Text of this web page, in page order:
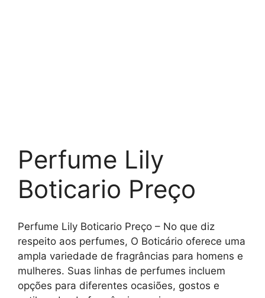
Perfume Lily
Boticario Preço
Perfume Lily Boticario Preço – No que diz
respeito aos perfumes, O Boticário oferece uma
ampla variedade de fragrâncias para homens e
mulheres. Suas linhas de perfumes incluem
opções para diferentes ocasiões, gostos e